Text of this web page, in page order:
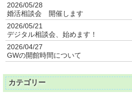
2026/05/28
婚活相談会 開催します
2026/05/21
デジタル相談会、始めます！
2026/04/27
GWの開館時間について
カテゴリー